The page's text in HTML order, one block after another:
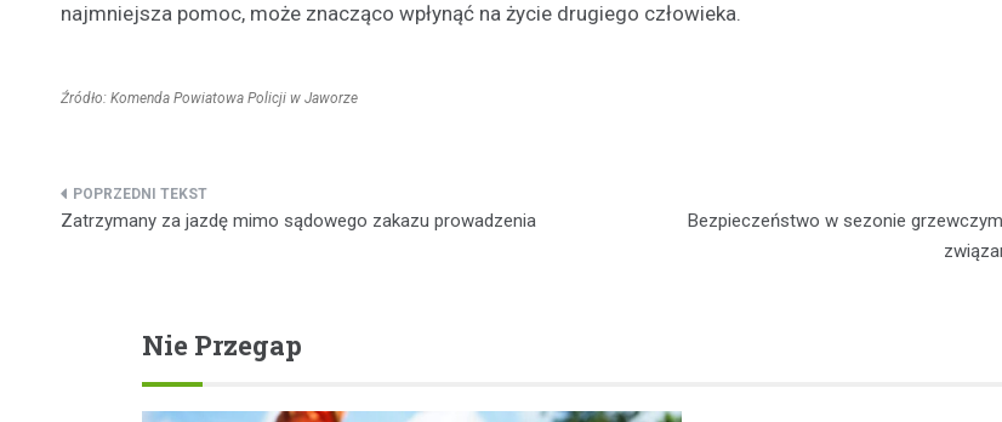
najmniejsza pomoc, może znacząco wpłynąć na życie drugiego człowieka.
Źródło: Komenda Powiatowa Policji w Jaworze
Nawigacja
Zatrzymany za jazdę mimo sądowego zakazu prowadzenia
Bezpieczeństwo w sezonie
Nie Przegap